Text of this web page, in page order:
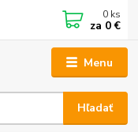
Menu
Hľadať
0 ks
za 0 €